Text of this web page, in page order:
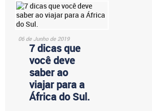
06 de Junho de 2019
7 dicas que
você deve
saber ao
viajar para a
África do Sul.